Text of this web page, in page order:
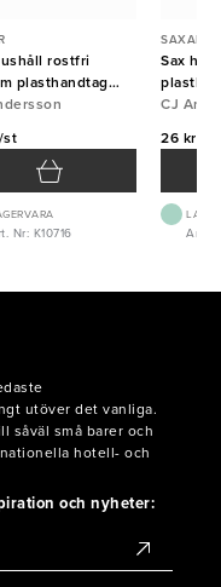
rostfri
plasthandtag
st
Nr: K10716
SAXAR
Sax
CJ
26 kr/st
Art.
utöver det vanliga.
såväl små barer och
hotell- och
och nyheter: